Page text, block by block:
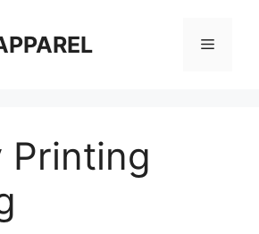
Menu
Printing